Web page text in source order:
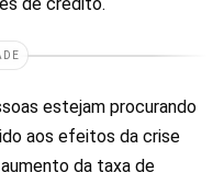
estejam procurando
aos efeitos da crise
da taxa de